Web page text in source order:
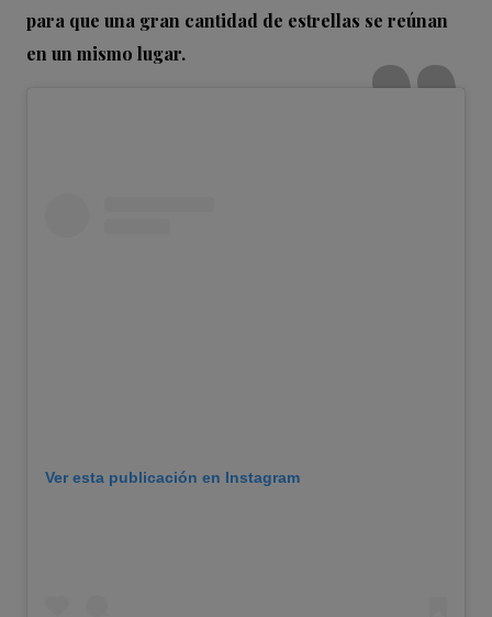
para que una gran cantidad de estrellas se reúnan
en un mismo lugar.
Ver esta publicación en Instagram